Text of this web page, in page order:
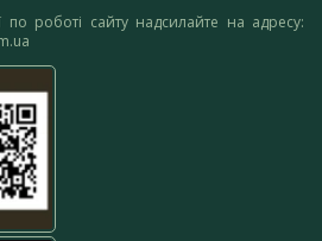
по роботі сайту надсилайте на адресу: